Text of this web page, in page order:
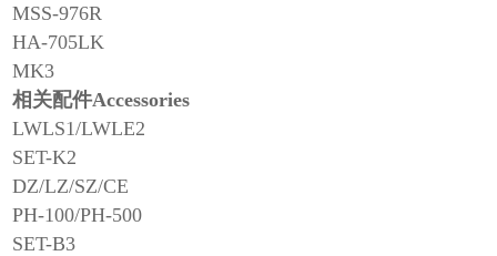
MSS-976R
HA-705LK
MK3
相关配件Accessories
LWLS1/LWLE2
SET-K2
DZ/LZ/SZ/CE
PH-100/PH-500
SET-B3